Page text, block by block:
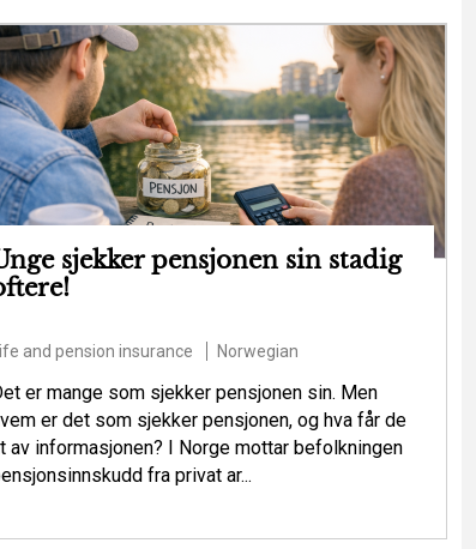
sjekker pensjonen sin stadig
Life and pension insurance Norwegian
er mange som sjekker pensjonen sin. Men
er det som sjekker pensjonen, og hva får de
av informasjonen? I Norge mottar befolkningen
fra privat ar...